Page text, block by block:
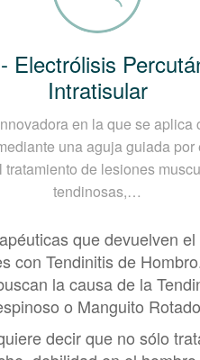
Electrólisis
Intratisular
en la que se aplica
una aguja guiada por
tratamiento de lesiones
tendinosas,…
que devuelven
con Tendinitis de
la causa de la
o Manguito
decir que no sólo